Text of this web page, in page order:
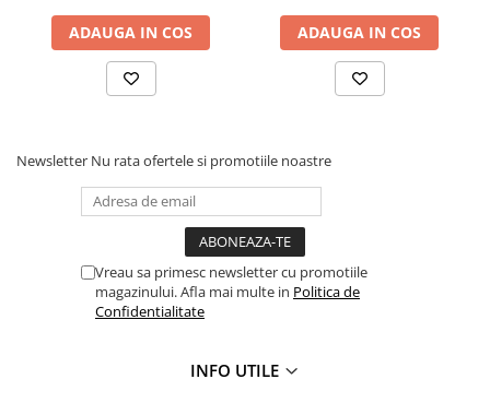
Accesorii masini de taiat
Finisare si Prelucrare suprafete
Elicoptere pardoseala
Rigle vibrante
Scarificatoare beton
Aplicatoare cu banda
Accesorii prelucrare suprafete
Sisteme pompare
ADAUGA IN COS ADAUGA IN COS
Newsletter Nu rata ofertele si promotiile noastre
Vreau sa primesc newsletter cu promotiile
magazinului. Afla mai multe in Politica de
Confidentialitate
INFO UTILE